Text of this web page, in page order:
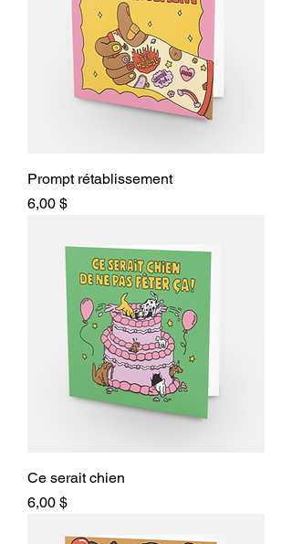
Prompt rétablissement
Prix
6,00 $
Ce serait chien
Prix
6,00 $